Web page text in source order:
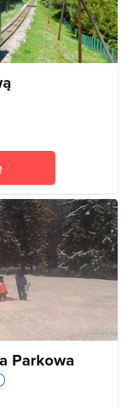
Parkowa